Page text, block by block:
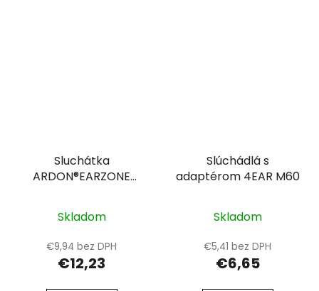
Sluchátka
ARDON®EARZONE
Skladom
€9,94 bez DPH
€12,23
Slúchádlá s
adaptérom 4EAR M60
Skladom
€5,41 bez DPH
€6,65